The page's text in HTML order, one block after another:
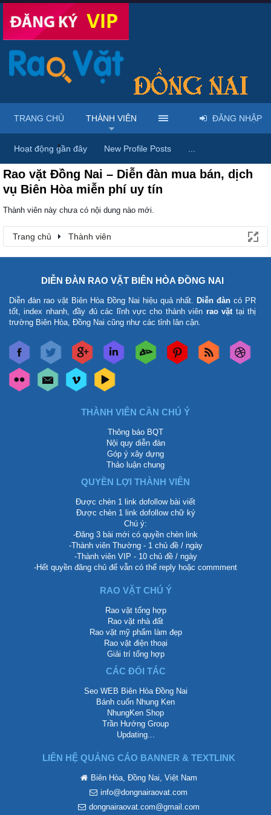
Trang chủ Thành viên
Rao vặt Đồng Nai – Diễn đàn mua bán, dịch
vụ Biên Hòa miễn phí uy tín
Thành viên này chưa có nội dung nào mới.
Trang chủ Thành viên
TRANG CHỦ THÀNH VIÊN
Hoạt động gần đây New Profile Posts
ĐĂNG NHẬP
DIỄN ĐÀN RAO VẶT BIÊN HÒA ĐỒNG NAI
Diễn đàn rao vặt Biên Hòa Đồng Nai hiệu quả nhất. Diễn đàn có PR
tốt, index nhanh, đầy đủ các lĩnh vực cho thành viên rao vặttại thị
trường Biên Hòa, Đồng Nai cũng như các tỉnh lân cận.
THÀNH VIÊN CẦN CHÚ Ý
Thông báo BQT
Nội quy diễn đàn
Góp ý xây dựng
Thảo luận chung
QUYỀN LỢI THÀNH VIÊN
Được chèn 1 link dofollow bài viết
Được chèn 1 link dofollow chữ ký
Chú ý:
-Đăng 3 bài mới có quyền chèn link
-Thành viên Thường - 1 chủ đề / ngày
-Thành viên VIP - 10 chủ đề / ngày
-Hết quyền đăng chủ để vẫn có thể reply hoặc commment
RAO VẶT CHÚ Ý
Rao vặt tổng hợp
Rao vặt nhà đất
Rao vặt mỹ phẩm làm đẹp
Rao vặt điện thoại
Giải trí tổng hợp
CÁC ĐỐI TÁC
Seo WEB Biên Hòa Đồng Nai
Bánh cuốn Nhung Ken
NhungKen Shop
Trần Hướng Group
Updating...
LIÊN HỆ QUẢNG CÁO BANNER & TEXTLINK
Biên Hòa, Đồng Nai, Việt Nam
info@dongnairaovat.com
dongnairaovat.com@gmail.com